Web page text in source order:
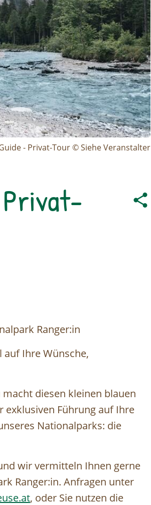
- Privat-Tour © Siehe Veranstalter
Privat-
Ranger:in
Ihre Wünsche,
diesen kleinen blauen
exklusiven Führung auf Ihre
Nationalparks: die
wir vermitteln Ihnen gerne
Ranger:in. Anfragen unter
, oder Sie nutzen die